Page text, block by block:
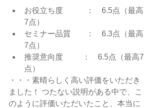
お役立ち度　　　：　6.5点（最高
7点）
セミナー品質　　：　6.3点（最高
7点）
推奨意向度　　  ：　6.5点（最高7
点）
・・・素晴らしく高い評価をいただき
ました！ つたない説明がある中で、こ
のように評価いただいたこと、本当に